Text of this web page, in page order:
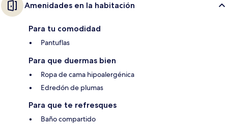
Amenidades en la habitación
Para tu comodidad
Pantuflas
Para que duermas bien
Ropa de cama hipoalergénica
Edredón de plumas
Para que te refresques
Baño compartido